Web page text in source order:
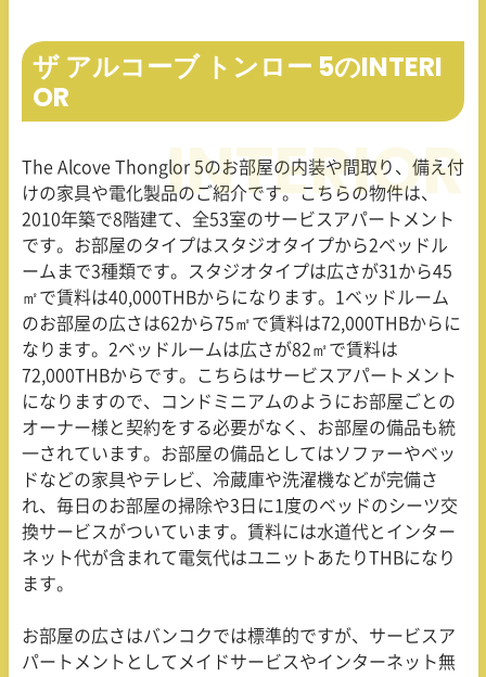
ザ アルコーブ トンロー 5のINTERI
OR
The Alcove Thonglor 5のお部屋の内装や間取り、備え付
けの家具や電化製品のご紹介です。こちらの物件は、
2010年築で8 階建て、全53室のサービスアパートメント
です。お部屋のタイプはスタジオタイプから2ベッドル
ームまで3種類です。スタジオタイプは広さが31 から45
㎡で賃料は40,000THBからになります。 1 ベッドルーム
のお部屋の広さは62から75㎡で賃料は72,000THBからに
なります。 2ベッドルームは広さが82㎡で賃料は
72,000THBからです。こちらはサービスアパートメント
になりますので、コンドミニアムのようにお部屋ごとの
オーナー様と契約をする必要がなく、お部屋の備品も統
一されています。お部屋の備品としてはソファーやベッ
ドなどの家具やテレビ、冷蔵庫や洗濯機などが完備さ
れ、毎日のお部屋の掃除や3 日に 1 度のベッドのシーツ交
換サービスがついています。賃料には水道代とインター
ネット代が含まれて電気代はユニットあたりTHBになり
ます。
お部屋の広さはバンコクでは標準的ですが、サービスア
パートメントとしてメイドサービスやインターネット無